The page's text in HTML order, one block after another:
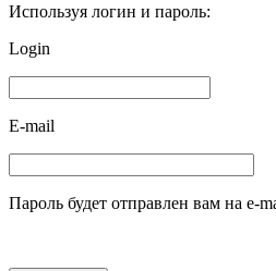
Используя логин и пароль:
Login
E-mail
Пароль будет отправлен вам на e-